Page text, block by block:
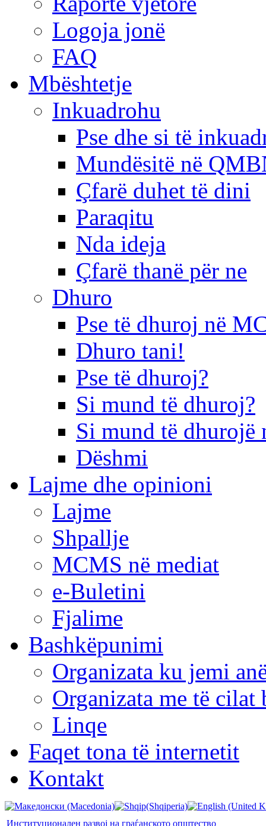
Logoja jonë
FAQ
Mbështetje
Inkuadrohu
Pse dhe si të
Mundësitë në
Çfarë duhet të dini
Paraqitu
Nda ideja
Çfarë thanë për ne
Dhuro
Pse të dhuroj në
Dhuro tani!
Pse të dhuroj?
Si mund të dhuroj?
Si mund të dhurojë
Dëshmi
Lajme dhe opinioni
Lajme
Shpallje
MCMS në mediat
e-Buletini
Fjalime
Bashkëpunimi
Organizata ku jemi
Organizata me të cilat
Linqe
Faqet tona të internetit
Kontakt
Институционален развој на граѓанското општество